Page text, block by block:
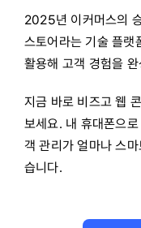
2025년 이커머스의
스토어라는 기술 플랫
활용해 고객 경험을
지금 바로 비즈고 웹
보세요. 내 휴대폰으
객 관리가 얼마나 스
습니다.